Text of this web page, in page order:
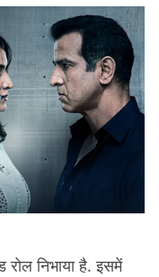
रोल निभाया है. इसमें